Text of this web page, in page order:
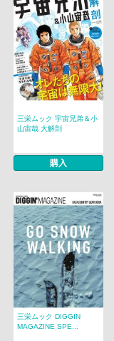
三栄ムック 宇宙兄弟＆小
山宙哉 大解剖
購入
三栄ムック DIGGIN
MAGAZINE SPE...